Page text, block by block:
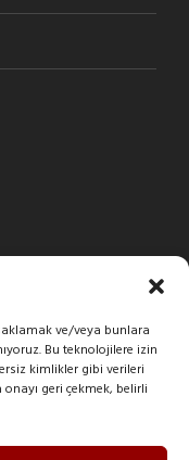
ve/veya bunlara
Bu teknolojilere izin
kimlikler gibi verileri
geri çekmek, belirli
İstanbul/Turkey